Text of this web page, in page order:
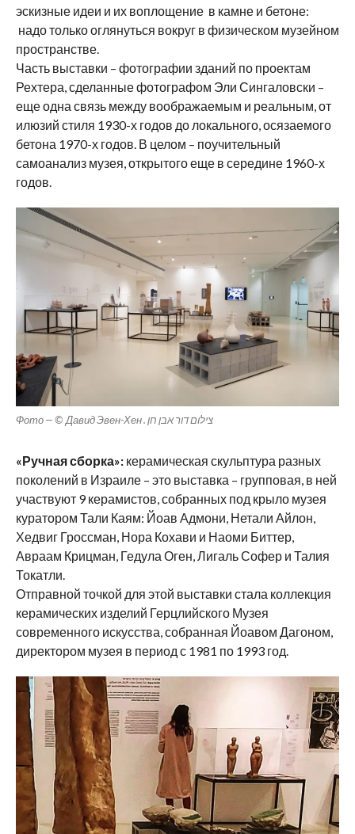
эскизные идеи и их воплощение в камне и бетоне:
надо только оглянуться вокруг в физическом музейном
пространстве.
Часть выставки – фотографии зданий по проектам
Рехтера, сделанные фотографом Эли Сингаловски –
еще одна связь между воображаемым и реальным, от
илюзий стиля 1930-х годов до локального, осязаемого
бетона 1970-х годов. В целом – поучительный
самоанализ музея, открытого еще в середине 1960-х
годов.
Фото — © Давид Эвен-Хен . צילום דור אבן חן
«Ручная сборка»: керамическая скульптура разных
поколений в Израиле – это выставка – групповая, в ней
участвуют 9 керамистов, собранных под крыло музея
куратором Тали Каям: Йоав Адмони, Нетали Айлон,
Хедвиг Гроссман, Нора Кохави и Наоми Биттер,
Авраам Крицман, Гедула Оген, Лигаль Софер и Талия
Токатли.
Отправной точкой для этой выставки стала коллекция
керамических изделий Герцлийского Музея
современного искусства, собранная Йоавом Дагоном,
директором музея в период с 1981 по 1993 год.